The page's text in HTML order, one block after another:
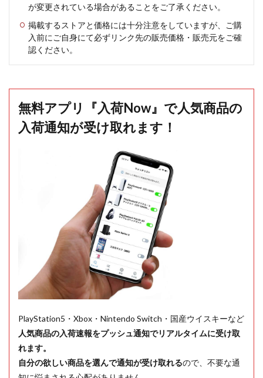
が変更されている場合があることをご了承ください。
掲載するストアと価格には十分注意をしていますが、ご購
入前にご自身にて必ずリンク先の販売価格・販売元をご確
認ください。
無料アプリ『入荷Now』で人気商品の
入荷通知が受け取れます！
PlayStation5・Xbox・Nintendo Switch・国産ウイスキーなど
人気商品の入荷速報をプッシュ通知でリアルタイムに受け取
れます。
自分の欲しい商品を選んで通知が受け取れるので、不要な通